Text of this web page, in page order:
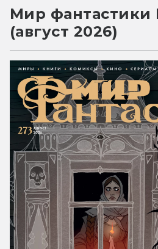
Мир фантастики
(август 2026)